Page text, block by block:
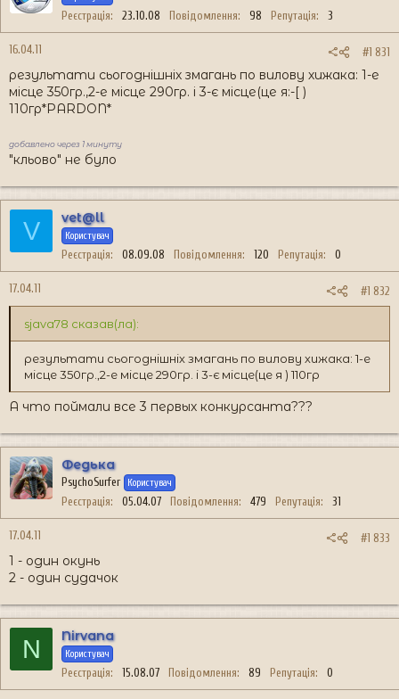
Реєстрація 23.10.08 Повідомлення 98 Репутація 3
16.04.11 #1 831
результати сьогоднішніх змагань по вилову хижака: 1-е
місце 350гр.,2-е місце 290гр. і 3-є місце(це я:-[ )
110гр*PARDON*
добавлено через 1 минуту
"кльово" не було
V vet@ll
Користувач
Реєстрація 08.09.08 Повідомлення 120 Репутація 0
17.04.11 #1 832
sjava78 сказав(ла):
результати сьогоднішніх змагань по вилову хижака: 1-е
місце 350гр.,2-е місце 290гр. і 3-є місце(це я ) 110гр
А что поймали все 3 первых конкурсанта???
Федька
PsychoSurfer Користувач
Реєстрація 05.04.07 Повідомлення 479 Репутація 31
17.04.11 #1 833
1 - один окунь
2 - один судачок
N Nirvana
Користувач
Реєстрація 15.08.07 Повідомлення 89 Репутація 0